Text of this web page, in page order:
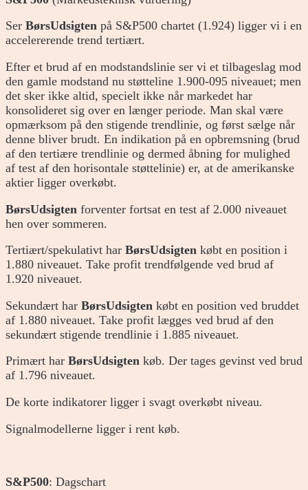
Ser BørsUdsigten på S&P500 chartet (1.924) ligger vi i en
accelererende trend tertiært.
Efter et brud af en modstandslinie ser vi et tilbageslag mod
den gamle modstand nu støtteline 1.900-095 niveauet; men
det sker ikke altid, specielt ikke når markedet har
konsolideret sig over en længer periode. Man skal være
opmærksom på den stigende trendlinie, og først sælge når
denne bliver brudt. En indikation på en opbremsning (brud
af den tertiære trendlinie og dermed åbning for mulighed
af test af den horisontale støttelinie) er, at de amerikanske
aktier ligger overkøbt.
BørsUdsigten forventer fortsat en test af 2.000 niveauet
hen over sommeren.
Tertiært/spekulativt har BørsUdsigten købt en position i
1.880 niveauet. Take profit trendfølgende ved brud af
1.920 niveauet.
Sekundært har BørsUdsigten købt en position ved bruddet
af 1.880 niveauet. Take profit lægges ved brud af den
sekundært stigende trendlinie i 1.885 niveauet.
Primært har BørsUdsigten køb. Der tages gevinst ved brud
af 1.796 niveauet.
De korte indikatorer ligger i svagt overkøbt niveau.
Signalmodellerne ligger i rent køb.
S&P500: Dagschart